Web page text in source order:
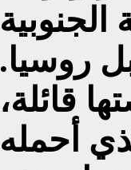
روسيا.
قائلة،
أحمله